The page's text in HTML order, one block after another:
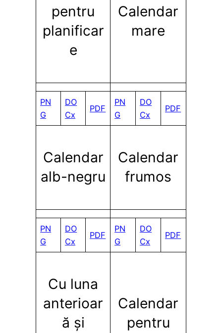
pentru
planificar
e
Calendar
mare
PN
G
DO
Cx
PDF
PN
G
DO
Cx
PDF
Calendar
alb-negru
Calendar
frumos
PN
G
DO
Cx
PDF
PN
G
DO
Cx
PDF
Cu luna
anterioar
ă și
Calendar
pentru